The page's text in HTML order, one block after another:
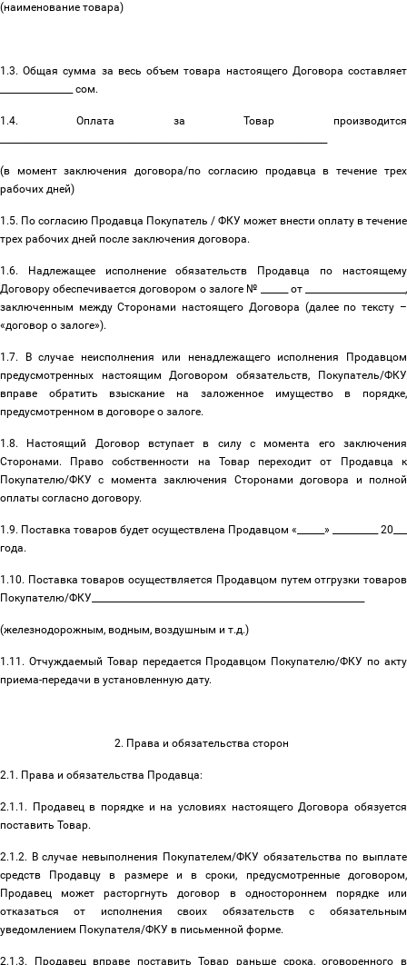
(наименование товара)
1.3. Общая сумма за весь объем товара настоящего Договора составляет
________________ сом.
1.4. Оплата за Товар производится
(в момент заключения договора/по согласию продавца в течение трех
рабочих дней)
1.5. По согласию Продавца Покупатель / ФКУ может внести оплату в течение
трех рабочих дней после заключения договора.
1.6. Надлежащее исполнение обязательств Продавца по настоящему
Договору обеспечивается договором о залоге № ______ от ______________________,
заключенным между Сторонами настоящего Договора (далее по тексту –
«договор о залоге»).
1.7. В случае неисполнения или ненадлежащего исполнения Продавцом
предусмотренных настоящим Договором обязательств, Покупатель/ФКУ
вправе обратить взыскание на заложенное имущество в порядке,
предусмотренном в договоре о залоге.
1.8. Настоящий Договор вступает в силу с момента его заключения
Сторонами. Право собственности на Товар переходит от Продавца к
Покупателю/ФКУ с момента заключения Сторонами договора и полной
оплаты согласно договору.
1.9. Поставка товаров будет осуществлена Продавцом «______» __________ 20___
года.
1.10. Поставка товаров осуществляется Продавцом путем отгрузки товаров
Покупателю/ФКУ____________________________________________________________
(железнодорожным, водным, воздушным и т.д.)
1.11. Отчуждаемый Товар передается Продавцом Покупателю/ФКУ по акту
приема-передачи в установленную дату.
2. Права и обязательства сторон
2.1. Права и обязательства Продавца:
2.1.1. Продавец в порядке и на условиях настоящего Договора обязуется
поставить Товар.
2.1.2. В случае невыполнения Покупателем/ФКУ обязательства по выплате
средств Продавцу в размере и в сроки, предусмотренные договором,
Продавец может расторгнуть договор в одностороннем порядке или
отказаться от исполнения своих обязательств с обязательным
уведомлением Покупателя/ФКУ в письменной форме.
2.1.3. Продавец вправе поставить Товар раньше срока, оговоренного в